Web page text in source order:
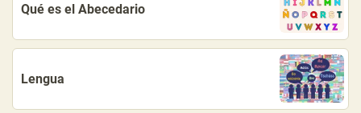
Qué es el Abecedario
Lengua